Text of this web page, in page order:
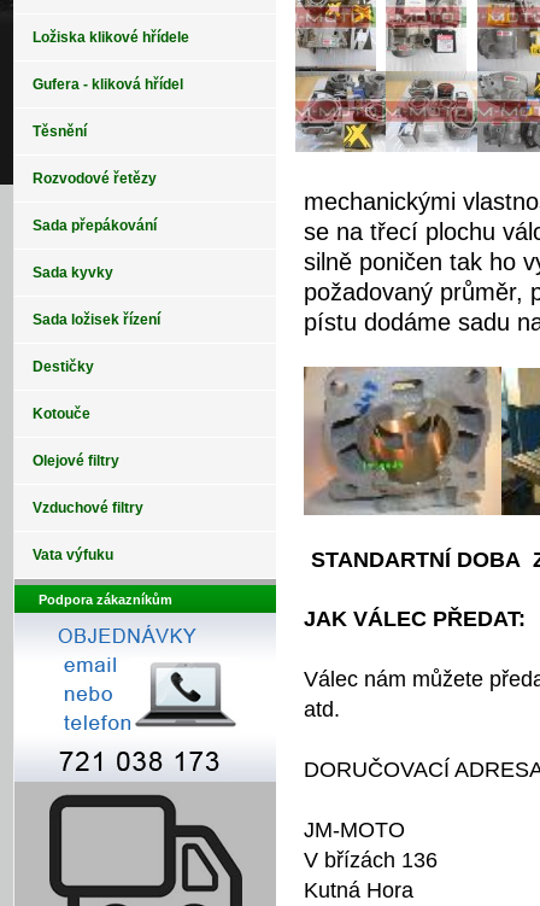
Ložiska klikové hřídele
Gufera - kliková hřídel
Těsnění
Rozvodové řetězy
Sada přepákování
Sada kyvky
Sada ložisek řízení
Destičky
Kotouče
Olejové filtry
Vzduchové filtry
Vata výfuku
Podpora zákazníkům
mechanickými
se na třecí plochu
silně poničen tak ho
požadovaný průměr,
pístu dodáme sadu
STANDARTNÍ DOBA
JAK VÁLEC PŘEDAT:
Válec nám můžete
atd.
DORUČOVACÍ
JM-MOTO
V břízách 136
Kutná Hora